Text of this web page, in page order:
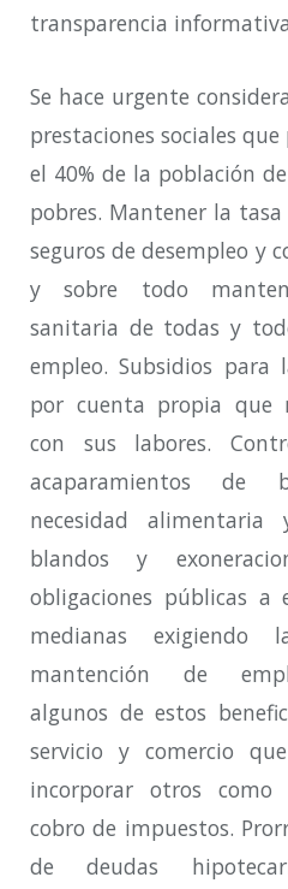
transparencia
Se hace urgente
prestaciones sociales
el 40% de la población
pobres. Mantener la
seguros de desempleo y
y sobre todo
sanitaria de todas y
empleo. Subsidios para
por cuenta propia que
con sus labores.
acaparamientos de
necesidad alimentaria
blandos y
obligaciones públicas a
medianas exigiendo
mantención de
algunos de estos
servicio y comercio
incorporar otros
cobro de impuestos.
de deudas